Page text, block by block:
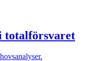
totalförsvaret